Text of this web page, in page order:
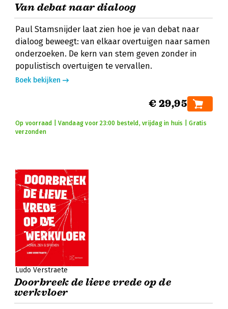
Van debat naar dialoog
Paul Stamsnijder laat zien hoe je van debat naar
dialoog beweegt: van elkaar overtuigen naar samen
onderzoeken. De kern van stem geven zonder in
populistisch overtuigen te vervallen.
Boek bekijken
€ 29,95
Op voorraad | Vandaag voor 23:00 besteld, vrijdag in huis | Gratis
verzonden
Ludo Verstraete
Doorbreek de lieve vrede op de
werkvloer